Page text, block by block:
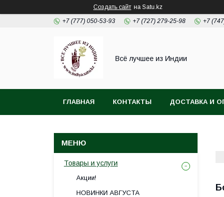
Создать сайт на Satu.kz
+7 (777) 050-53-93 +7 (727) 279-25-98 +7
Всё лучшее из Индии
ГЛАВНАЯ КОНТАКТЫ ДОСТАВКА И
Товары и услуги
Акции!
НОВИНКИ АВГУСТА